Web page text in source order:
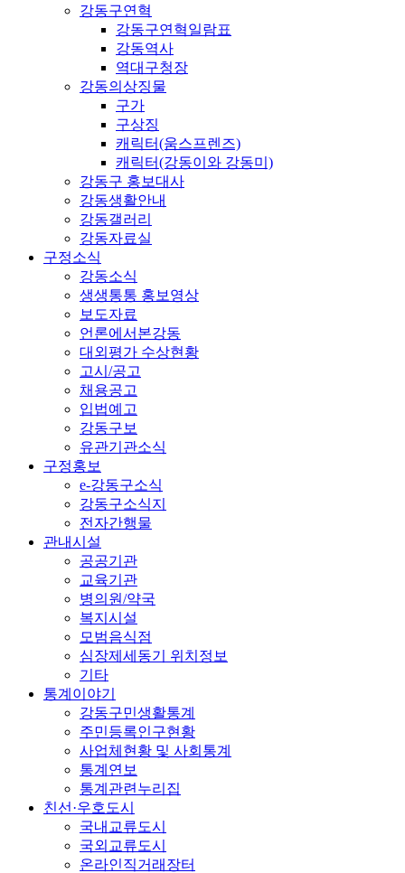
강동구연혁
강동구연혁일람표
강동역사
역대구청장
강동의상징물
구가
구상징
캐릭터(움스프렌즈)
캐릭터(강동이와 강동미)
강동구 홍보대사
강동생활안내
강동갤러리
강동자료실
구정소식
강동소식
생생통통 홍보영상
보도자료
언론에서본강동
대외평가 수상현황
고시/공고
채용공고
입법예고
강동구보
유관기관소식
구정홍보
e-강동구소식
강동구소식지
전자간행물
관내시설
공공기관
교육기관
병의원/약국
복지시설
모범음식점
심장제세동기 위치정보
기타
통계이야기
강동구민생활통계
주민등록인구현황
사업체현황 및 사회통계
통계연보
통계관련누리집
친선·우호도시
국내교류도시
국외교류도시
온라인직거래장터